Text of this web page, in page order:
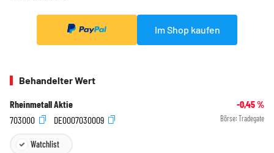
Im Shop kaufen
Behandelter Wert
Rheinmetall Aktie -0,45%
703000
DE0007030009 Börse: Tradegate
Watchlist